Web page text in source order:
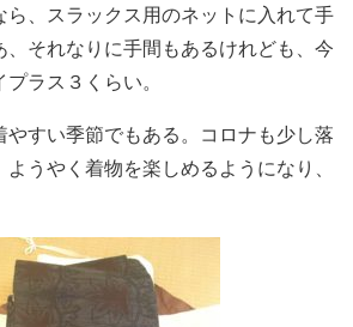
ら、スラックス用のネットに入れて手
それなりに手間もあるけれども、今
ラス３くらい。
すい季節でもある。コロナも少し落
うやく着物を楽しめるようになり、